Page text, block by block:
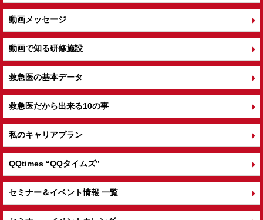
動画メッセージ
動画で知る研修施設
救急医の基本データ
救急医だから出来る10の事
私のキャリアプラン
QQtimes “QQタイムズ”
セミナー＆イベント情報 一覧